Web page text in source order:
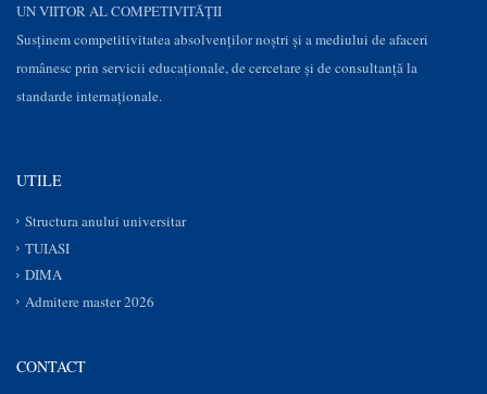
UN VIITOR AL COMPETIVITĂȚII
Susţinem competitivitatea absolvenților noștri și a mediului de afaceri
românesc prin servicii educaţionale, de cercetare şi de consultanţă la
standarde internaționale.
UTILE
Structura anului universitar
TUIASI
DIMA
Admitere master 2026
CONTACT